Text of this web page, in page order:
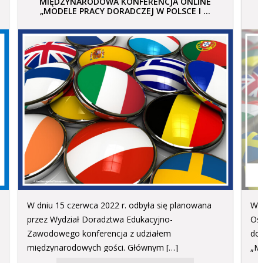
„MODELE PRACY DORADCZEJ W POLSCE I ...
W dniu 15 czerwca 2022 r. odbyła się planowana
przez Wydział Doradztwa Edukacyjno-
Zawodowego konferencja z udziałem
międzynarodowych gości. Głównym […]